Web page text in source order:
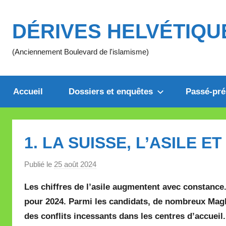
contenu
DÉRIVES
(Anciennement Boulevard de l'islamisme)
Accueil Dossiers et enquêtes Passé-
1. LA SUISSE, L’ASILE
Publié le 25 août 2024
r
M
i
Les chiffres de l’asile augmentent avec
pour 2024. Parmi les candidats, de nombreux
des conflits incessants dans les centres d’accueil.